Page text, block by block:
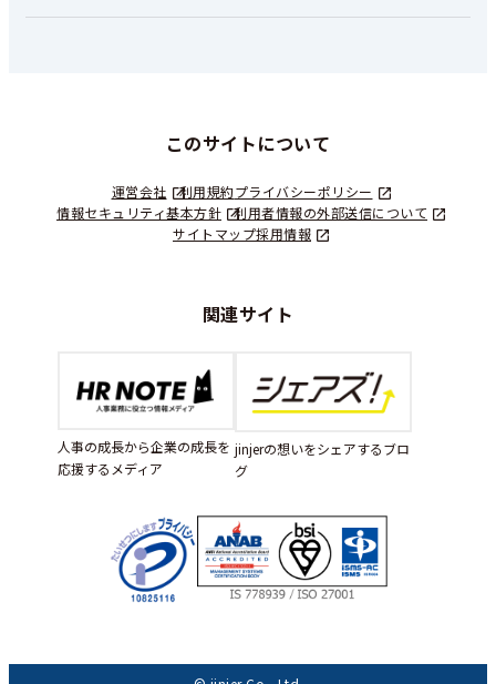
このサイトについて
運営会社 利用規約プライバシーポリシー
情報セキュリティ基本方針
利用者情報の外部送信について
サイトマップ採用情報
関連サイト
人事の成長から企業の成長を
応援するメディア
jinjerの想いをシェアするブロ
グ